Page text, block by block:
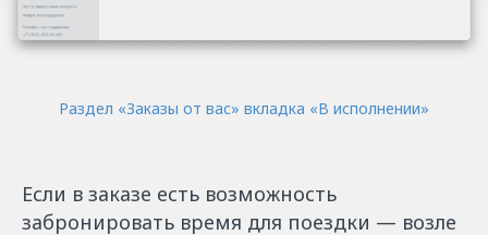
Раздел «‎Заказы от вас» вкладка «‎В исполнении»
Если в заказе есть возможность
забронировать время для поездки — возле